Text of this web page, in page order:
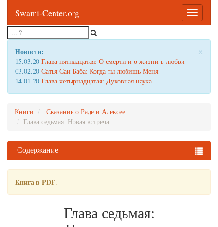
Toggle
Swami-Center.org
×
Новости:
15.03.20 Глава пятнадцатая: О смерти и о жизни в любви
03.02.20 Сатья Саи Баба: Когда ты любишь Меня
14.01.20 Глава четырнадцатая: Духовная наука
Книги
Сказание о Раде и Алексее
Глава седьмая: Новая встреча
Содержание
Книга в PDF.
Глава седьмая: